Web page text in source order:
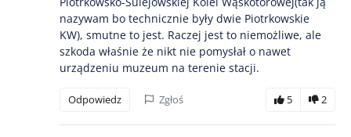
nazywam bo technicznie były dwie Piotrkowskie
KW), smutne to jest. Raczej jest to niemożliwe, ale
szkoda właśnie że nikt nie pomysłał o nawet
urządzeniu muzeum na terenie stacji.
Odpowiedz Zgłoś 5 2